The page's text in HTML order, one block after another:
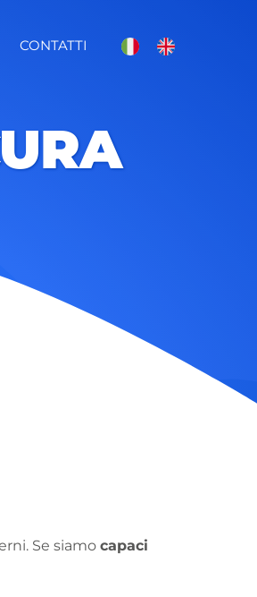
CONTATTI
Se siamo capaci